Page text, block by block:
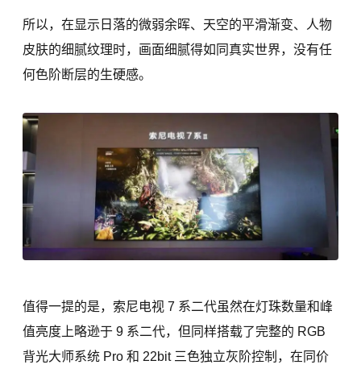
所以，在显示日落的微弱余晖、天空的平滑渐变、人物
皮肤的细腻纹理时，画面细腻得如同真实世界，没有任
何色阶断层的生硬感。
值得一提的是，索尼电视 7 系二代虽然在灯珠数量和峰
值亮度上略逊于 9 系二代，但同样搭载了完整的 RGB
背光大师系统 Pro 和 22bit 三色独立灰阶控制，在同价